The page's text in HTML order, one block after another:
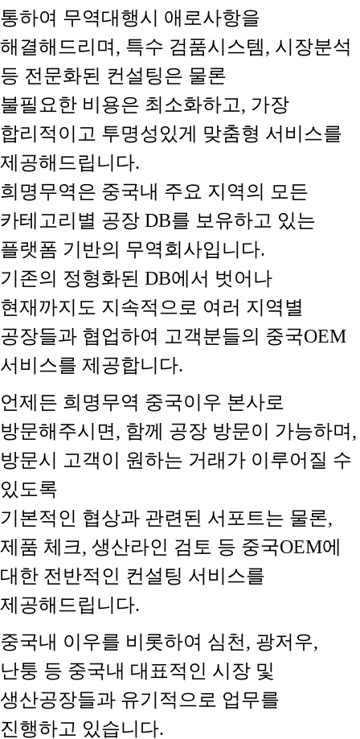
통하여 무역대행시 애로사항을
해결해드리며, 특수 검품시스템, 시장분석
등 전문화된 컨설팅은 물론
불필요한 비용은 최소화하고, 가장
합리적이고 투명성있게 맞춤형 서비스를
제공해드립니다.
희명무역은 중국내 주요 지역의 모든
카테고리별 공장 DB를 보유하고 있는
플랫폼 기반의 무역회사입니다.
기존의 정형화된 DB에서 벗어나
현재까지도 지속적으로 여러 지역별
공장들과 협업하여 고객분들의 중국OEM
서비스를 제공합니다.
언제든 희명무역 중국이우 본사로
방문해주시면, 함께 공장 방문이 가능하며,
방문시 고객이 원하는 거래가 이루어질 수
있도록
기본적인 협상과 관련된 서포트는 물론,
제품 체크, 생산라인 검토 등 중국OEM에
대한 전반적인 컨설팅 서비스를
제공해드립니다.
중국내 이우를 비롯하여 심천, 광저우,
난퉁 등 중국내 대표적인 시장 및
생산공장들과 유기적으로 업무를
진행하고 있습니다.